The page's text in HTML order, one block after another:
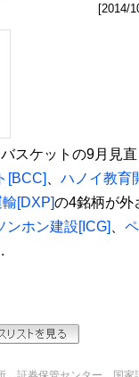
[2014/
スケットの9月見
[BCC]
ハノイ教育
[DXP]の4銘柄が外
ンホン建設[ICG]